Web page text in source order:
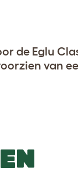
de Eglu
van